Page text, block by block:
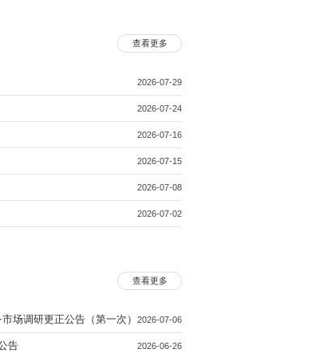
查看更多
2026-07-29
2026-07-24
2026-07-16
2026-07-15
2026-07-08
2026-07-02
查看更多
设备维保服务市场调研更正公告（第一次） 2026-07-06
告 2026-06-26